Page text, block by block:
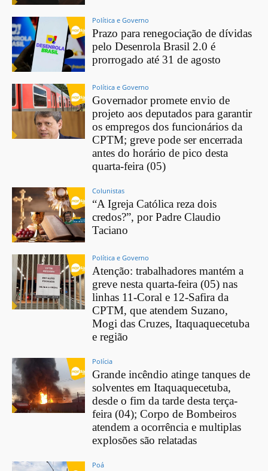
Política e Governo
Prazo para renegociação de dívidas
pelo Desenrola Brasil 2.0 é
prorrogado até 31 de agosto
Política e Governo
Governador promete envio de
projeto aos deputados para garantir
os empregos dos funcionários da
CPTM; greve pode ser encerrada
antes do horário de pico desta
quarta-feira (05)
Colunistas
“A Igreja Católica reza dois
credos?”, por Padre Claudio
Taciano
Política e Governo
Atenção: trabalhadores mantém a
greve nesta quarta-feira (05) nas
linhas 11-Coral e 12-Safira da
CPTM, que atendem Suzano,
Mogi das Cruzes, Itaquaquecetuba
e região
Polícia
Grande incêndio atinge tanques de
solventes em Itaquaquecetuba,
desde o fim da tarde desta terça-
feira (04); Corpo de Bombeiros
atendem a ocorrência e multiplas
explosões são relatadas
Poá